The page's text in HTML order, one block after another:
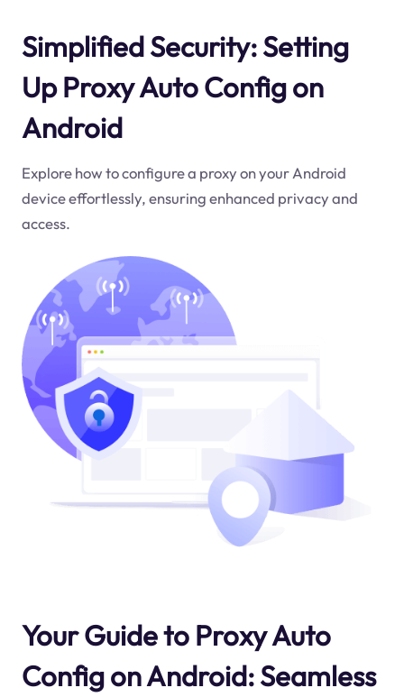
Simplified Security: Setting
Up Proxy Auto Config on
Android
Explore how to configure a proxy on your Android
device effortlessly, ensuring enhanced privacy and
access.
Your Guide to Proxy Auto
Config on Android: Seamless